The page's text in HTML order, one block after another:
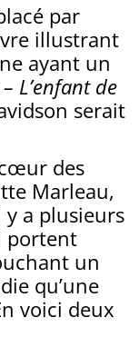
par
illustrant
ayant un
L’enfant de
serait
des
Marleau,
y a plusieurs
portent
un
qu’une
voici deux